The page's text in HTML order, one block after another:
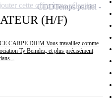
(H/F)
CARPE DIEM Vous travaillez comme
Ty Bemdez, et plus précisément
CDDTemps partiel
cette offre à ma sélection